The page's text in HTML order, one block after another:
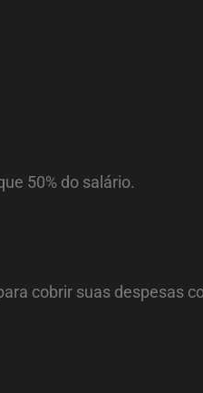
50% do salário.
cobrir suas despesas